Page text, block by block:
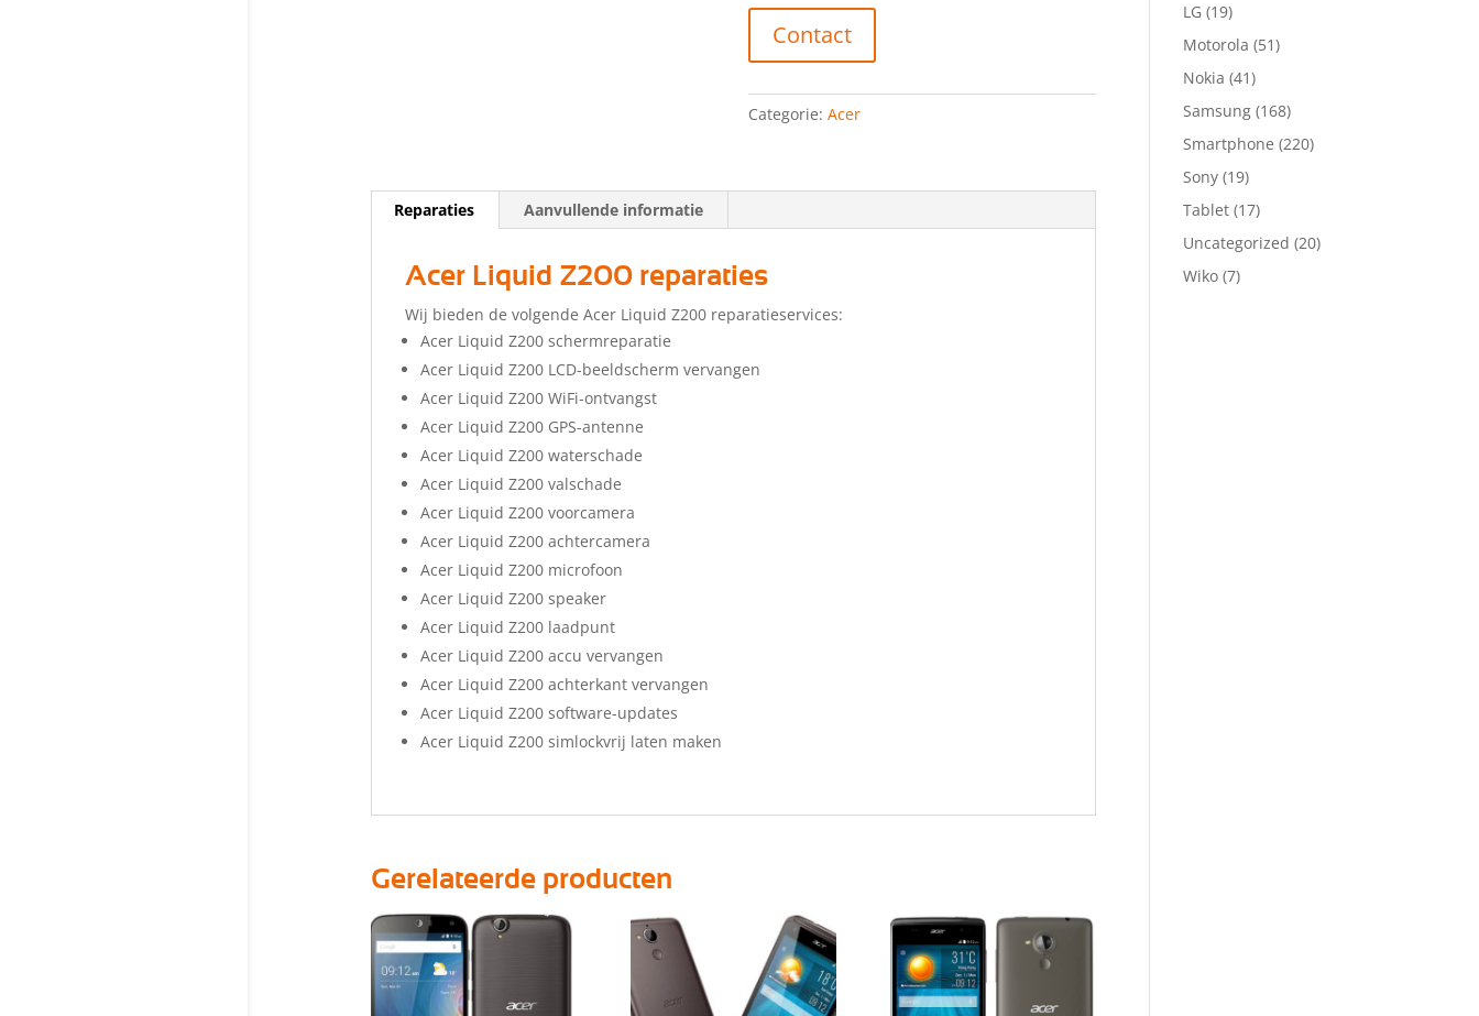
Contact
Categorie: Acer
Reparaties Aanvullende informatie
Acer Liquid Z200 reparaties
Wij bieden de volgende Acer Liquid Z200 reparatieservices:
Acer Liquid Z200 schermreparatie
Acer Liquid Z200 LCD-beeldscherm vervangen
Acer Liquid Z200 WiFi-ontvangst
Acer Liquid Z200 GPS-antenne
Acer Liquid Z200 waterschade
Acer Liquid Z200 valschade
Acer Liquid Z200 voorcamera
Acer Liquid Z200 achtercamera
Acer Liquid Z200 microfoon
Acer Liquid Z200 speaker
Acer Liquid Z200 laadpunt
Acer Liquid Z200 accu vervangen
Acer Liquid Z200 achterkant vervangen
Acer Liquid Z200 software-updates
Acer Liquid Z200 simlockvrij laten maken
Gerelateerde producten
LG (19)
Motorola (51)
Nokia (41)
Samsung (168)
Smartphone (220)
Sony (19)
Tablet (17)
Uncategorized (20)
Wiko (7)